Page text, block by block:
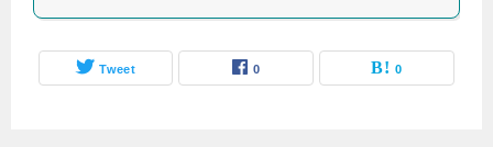
Tweet 0 0